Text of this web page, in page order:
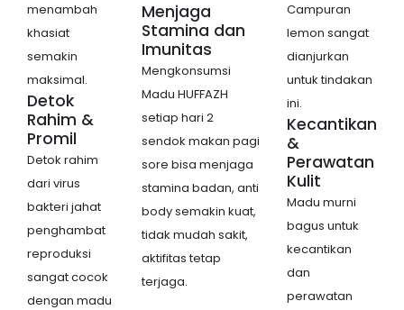
menambah
khasiat
semakin
maksimal.
Detok
Rahim &
Promil
Detok rahim
dari virus
bakteri jahat
penghambat
reproduksi
sangat cocok
dengan madu
Menjaga
Stamina dan
Imunitas
Mengkonsumsi
Madu HUFFAZH
setiap hari 2
sendok makan pagi
sore bisa menjaga
stamina badan, anti
body semakin kuat,
tidak mudah sakit,
aktifitas tetap
terjaga.
Campuran
lemon sangat
dianjurkan
untuk tindakan
ini.
Kecantikan
&
Perawatan
Kulit
Madu murni
bagus untuk
kecantikan
dan
perawatan